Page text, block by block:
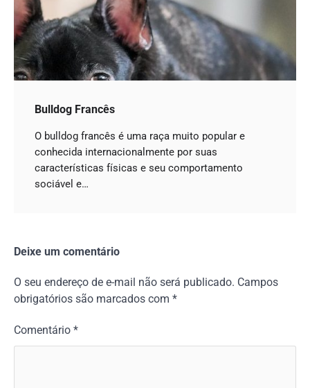
Bulldog Francês
O bulldog francês é uma raça muito popular e
conhecida internacionalmente por suas
características físicas e seu comportamento
sociável e…
Deixe um comentário
O seu endereço de e-mail não será publicado. Campos
obrigatórios são marcados com *
Comentário *